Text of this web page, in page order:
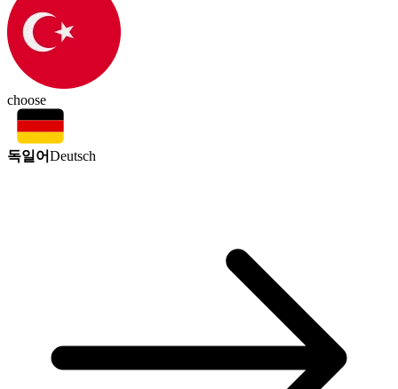
choose
독일어Deutsch